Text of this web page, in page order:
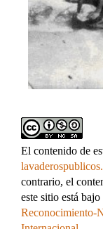
El contenido de
contrario, el
este sitio está bajo
Reconocimiento-